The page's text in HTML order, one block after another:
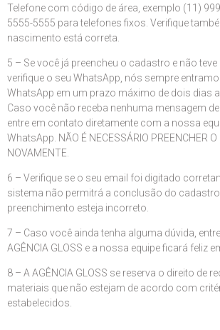
Telefone com código de área, exemplo (11)
5555-5555 para telefones fixos. Verifique
nascimento está correta.
5 – Se você já preencheu o cadastro e não teve
verifique o seu WhatsApp, nós sempre
WhatsApp em um prazo máximo de dois dias
Caso você não receba nenhuma mensagem
entre em contato diretamente com a nossa
WhatsApp. NÃO É NECESSÁRIO PREENCHER O
NOVAMENTE.
6 – Verifique se o seu email foi digitado
sistema não permitrá a conclusão do
preenchimento esteja incorreto.
7 – Caso você ainda tenha alguma dúvida,
AGÊNCIA GLOSS e a nossa equipe ficará feliz
8 – A AGÊNCIA GLOSS se reserva o direito de
materiais que não estejam de acordo com
estabelecidos.